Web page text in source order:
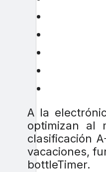
A la
optimizan al
clasificación
vacaciones,
bottleTimer.